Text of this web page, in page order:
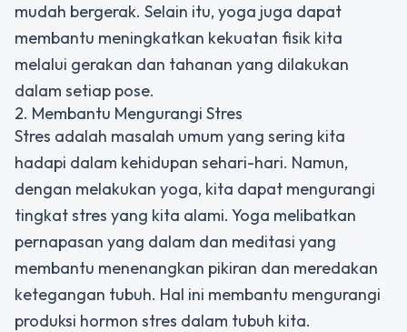
mudah bergerak. Selain itu, yoga juga dapat
membantu meningkatkan kekuatan fisik kita
melalui gerakan dan tahanan yang dilakukan
dalam setiap pose.
2. Membantu Mengurangi Stres
Stres adalah masalah umum yang sering kita
hadapi dalam kehidupan sehari-hari. Namun,
dengan melakukan yoga, kita dapat mengurangi
tingkat stres yang kita alami. Yoga melibatkan
pernapasan yang dalam dan meditasi yang
membantu menenangkan pikiran dan meredakan
ketegangan tubuh. Hal ini membantu mengurangi
produksi hormon stres dalam tubuh kita.